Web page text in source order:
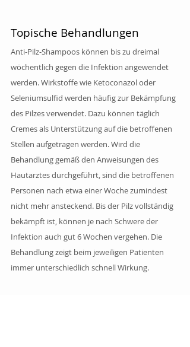
Topische Behandlungen
Anti-Pilz-Shampoos können bis zu dreimal
wöchentlich gegen die Infektion angewendet
werden. Wirkstoffe wie Ketoconazol oder
Seleniumsulfid werden häufig zur Bekämpfung
des Pilzes verwendet. Dazu können täglich
Cremes als Unterstützung auf die betroffenen
Stellen aufgetragen werden. Wird die
Behandlung gemäß den Anweisungen des
Hautarztes durchgeführt, sind die betroffenen
Personen nach etwa einer Woche zumindest
nicht mehr ansteckend. Bis der Pilz vollständig
bekämpft ist, können je nach Schwere der
Infektion auch gut 6 Wochen vergehen. Die
Behandlung zeigt beim jeweiligen Patienten
immer unterschiedlich schnell Wirkung.